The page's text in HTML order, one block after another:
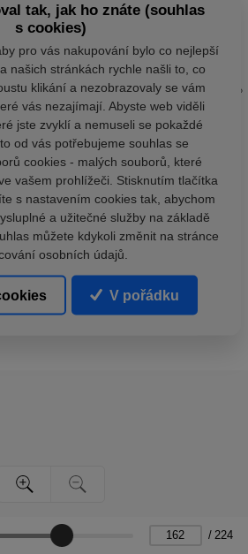
/ 224
tak, jak ho znáte (souhlas
s cookies)
pro vás nakupování bylo co nejlepší
našich stránkách rychle našli to, co
klikání a nezobrazovaly se vám
vás nezajímají. Abyste web viděli
jste zvyklí a nemuseli se pokaždé
od vás potřebujeme souhlas se
cookies - malých souborů, které
vašem prohlížeči. Stisknutím tlačítka
s nastavením cookies tak, abychom
a užitečné služby na základě
můžete kdykoli změnit na stránce
osobních údajů.
V pořádku